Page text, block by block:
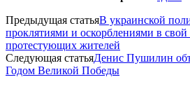
Предыдущая статьяВ украинской
проклятиями и оскорблениями в свой
протестующих жителей
Следующая статьяДенис Пушилин
Годом Великой Победы